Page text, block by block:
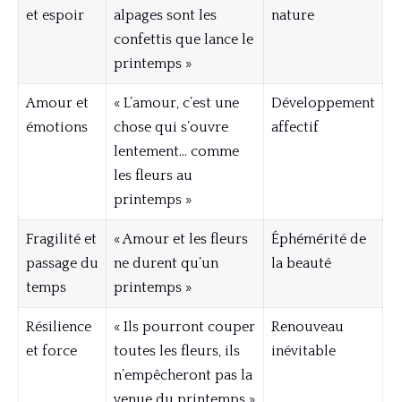
et espoir
alpages sont les
confettis que lance le
printemps »
nature
Amour et
émotions
« L’amour, c’est une
chose qui s’ouvre
lentement… comme
les fleurs au
printemps »
Développement
affectif
Fragilité et
passage du
temps
« Amour et les fleurs
ne durent qu’un
printemps »
Éphémérité de
la beauté
Résilience
et force
« Ils pourront couper
toutes les fleurs, ils
n’empêcheront pas la
Renouveau
inévitable